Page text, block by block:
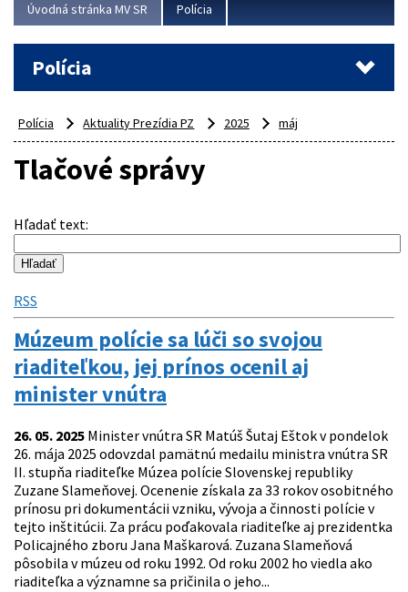
Úvodná stránka MV SR Polícia
Polícia
Polícia Aktuality Prezídia PZ 2025 máj
Tlačové správy
Hľadať text:
RSS
Múzeum polície sa lúči so svojou
riaditeľkou, jej prínos ocenil aj
minister vnútra
26. 05. 2025 Minister vnútra SR Matúš Šutaj Eštok v pondelok
26. mája 2025 odovzdal pamätnú medailu ministra vnútra SR
II. stupňa riaditeľke Múzea polície Slovenskej republiky
Zuzane Slameňovej. Ocenenie získala za 33 rokov osobitného
prínosu pri dokumentácii vzniku, vývoja a činnosti polície v
tejto inštitúcii. Za prácu poďakovala riaditeľke aj prezidentka
Policajného zboru Jana Maškarová. Zuzana Slameňová
pôsobila v múzeu od roku 1992. Od roku 2002 ho viedla ako
riaditeľka a významne sa pričinila o jeho...